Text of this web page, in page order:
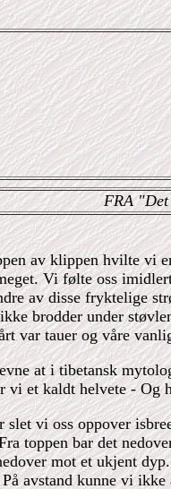
FRA "Det
av klippen hvilte vi
Vi følte oss
av disse fryktelige
brodder under
var tauer og våre
at i tibetansk
vi et kaldt helvete - Og
slet vi oss oppover
toppen bar det
mot et ukjent
avstand kunne vi